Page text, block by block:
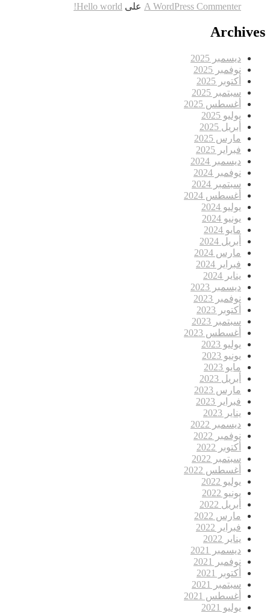
A WordPress Commenter على Hello world!
Archives
ديسمبر 2025
نوفمبر 2025
أكتوبر 2025
سبتمبر 2025
أغسطس 2025
يوليو 2025
أبريل 2025
مارس 2025
فبراير 2025
ديسمبر 2024
نوفمبر 2024
سبتمبر 2024
أغسطس 2024
يوليو 2024
يونيو 2024
مايو 2024
أبريل 2024
مارس 2024
فبراير 2024
يناير 2024
ديسمبر 2023
نوفمبر 2023
أكتوبر 2023
سبتمبر 2023
أغسطس 2023
يوليو 2023
يونيو 2023
مايو 2023
أبريل 2023
مارس 2023
فبراير 2023
يناير 2023
ديسمبر 2022
نوفمبر 2022
أكتوبر 2022
سبتمبر 2022
أغسطس 2022
يوليو 2022
يونيو 2022
أبريل 2022
مارس 2022
فبراير 2022
يناير 2022
ديسمبر 2021
نوفمبر 2021
أكتوبر 2021
سبتمبر 2021
أغسطس 2021
يوليو 2021